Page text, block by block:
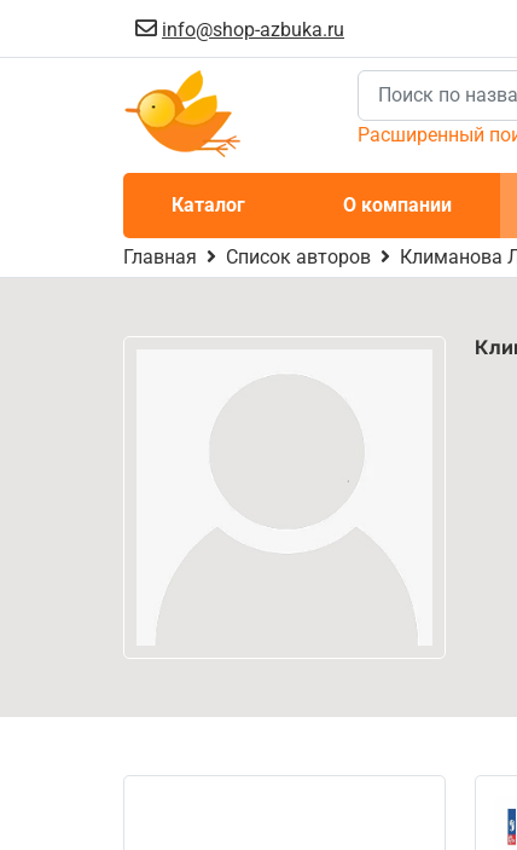
info@shop-azbuka.ru
Расширенный
Каталог О компании
Главная Список авторов Климанова